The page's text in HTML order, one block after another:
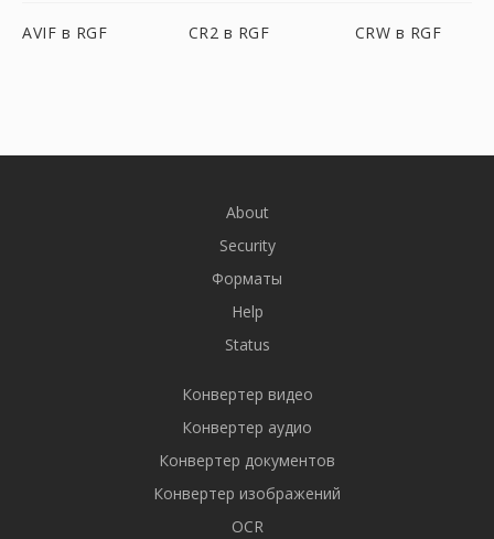
AVIF в RGF CR2 в RGF CRW в RGF
About
Security
Форматы
Help
Status
Конвертер видео
Конвертер аудио
Конвертер документов
Конвертер изображений
OCR